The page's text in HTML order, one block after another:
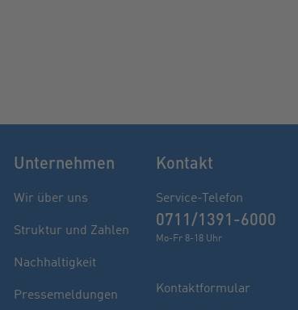
Unternehmen
Wir über uns
Struktur und Zahlen
Nachhaltigkeit
Pressemeldungen
Kontakt
Service-Telefon
0711/1391-6000
Mo-Fr 8-18 Uhr
Kontaktformular